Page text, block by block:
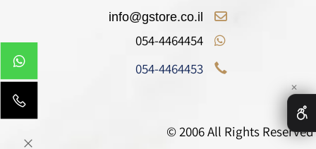
info@gstore.co.il
054-4464454
054-4464453
© 2006 All Rights Reserved
✕